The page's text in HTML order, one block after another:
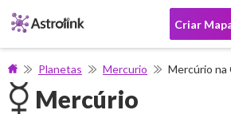
Criar
Planetas Mercurio Mercúrio na
Mercúrio